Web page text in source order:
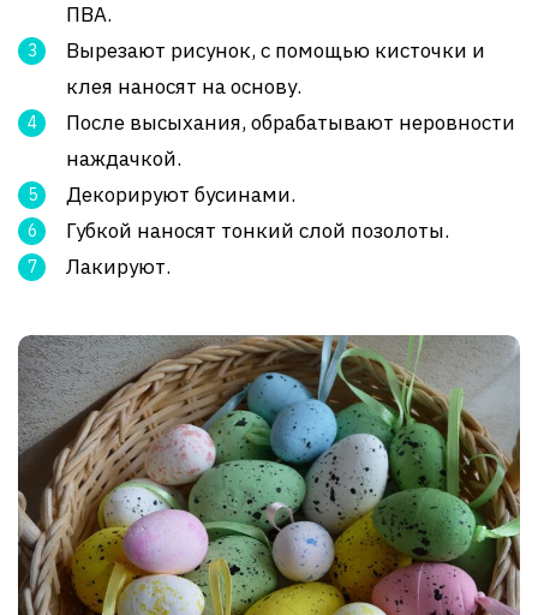
ПВА.
Вырезают рисунок, с помощью кисточки и
клея наносят на основу.
После высыхания, обрабатывают неровности
наждачкой.
Декорируют бусинами.
Губкой наносят тонкий слой позолоты.
Лакируют.